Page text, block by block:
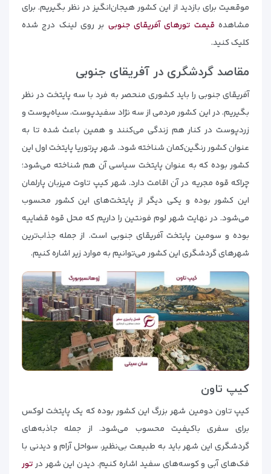
موقعیت برای بازدید از این کشور هیجان‌انگیز در نظر بگیریم. برای
مشاهده قیمت تورهای آفریقای جنوبی بر روی لینک درج شده
کلیک کنید.
مقاصد گردشگری در آفریقای جنوبی
آفریقای جنوبی را باید کشوری منحصر به فرد با سه پایتخت در نظر
بگیریم. در این کشور مردمی از سه نژاد سفیدپوست، سیاه‌پوست و
زردپوست در کنار هم زندگی می‌کنند و همین باعث شده تا به
عنوان کشور رنگین‌کمان شناخته شود. شهر پرتوریا پایتخت اول این
کشور بوده که به عنوان پایتخت سیاسی آن هم شناخته می‌شود؛
چراکه قوه مجریه در آن اقامت دارد. شهر کیپ تاوت میزبان پارلمان
این کشور بوده و یکی دیگر از پایتخت‌های این کشور محسوب
می‌شود. در نهایت شهر لوم فونتین را داریم که محل قوه قضاییه
بوده و سومین پایتخت آفریقای جنوبی است. از جمله جذاب‌ترین
شهرهای گردشگری این کشور می‌توانیم به موارد زیر اشاره کنیم.
کیپ تاون
کیپ تاون دومین شهر بزرگ این کشور بوده که یک پایتخت لوکس
برای سفری باکیفیت محسوب می‌شود. از جمله جاذبه‌های
گردشگری این شهر باید به طبیعت بی‌نظیر، سواحل آرام و دیدنی با
فک‌های آبی و کوسه‌های سفید اشاره کنیم. دیدن این شهر درتور